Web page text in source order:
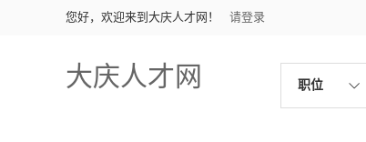
您好，欢迎来到大庆人才网！ 请登录
大庆人才网 职位